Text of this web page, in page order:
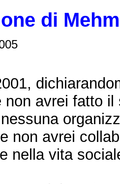
di
non avrei fatto
non avrei
nella vita